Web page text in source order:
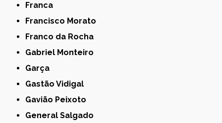
Franca
Francisco Morato
Franco da Rocha
Gabriel Monteiro
Garça
Gastão Vidigal
Gavião Peixoto
General Salgado